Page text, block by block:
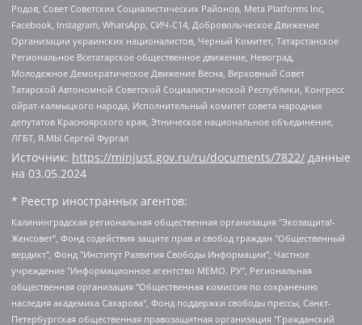
Родов, Совет Советских Социалистических Районов, Meta Platforms Inc,
Facebook, Instagram, WhatsApp, СИЧ-С14, Добровольческое Движение
Организации украинских националистов, Черный Комитет, Татарстанское
Региональное Всетатарское общественное движение, Невоград,
Молодежное Демократическое Движение Весна, Верховный Совет
Татарской Автономной Советской Социалистической Республики, Конгресс
ойрат-калмыцкого народа, Исполнительный комитет совета народных
депутатов Красноярского края, Этническое национальное объединение,
ЛГБТ, Я.МЫ Сергей Фургал
Источник: https://minjust.gov.ru/ru/documents/7822/ данные
на 03.05.2024
* Реестр иностранных агентов:
Калининградская региональная общественная организация "Экозащита!-Женсовет", Фонд содействия защите прав и свобод граждан "Общественный вердикт", Фонд "Институт Развития Свободы Информации", Частное учреждение "Информационное агентство МЕМО. РУ", Региональная общественная организация "Общественная комиссия по сохранению наследия академика Сахарова", Фонд поддержки свободы прессы, Санкт-Петербургская общественная правозащитная организация "Гражданский контроль", Межрегиональная общественная организация "Информационно-просветительский центр "Мемориал", Региональный Фонд "Центр Защиты Прав Средств Массовой Информации", с 05.12.2023 Фонд "Центр Защиты Прав Средств массовой информации", Региональная общественная благотворительная организация помощи беженцам и мигрантам "Гражданское содействие", Негосударственное образовательное учреждение дополнительного профессионального образования (повышение квалификации) специалистов "АКАДЕМИЯ ПО ПРАВАМ ЧЕЛОВЕКА", Свердловская региональная общественная организация "Сутяжник", Автономная некоммерческая организация "Центр независимых социологических исследований", Союз общественных объединений "Российский исследовательский центр по правам человека", Региональное общественное учреждение научно-информационный центр "МЕМОРИАЛ", Некоммерческая организация "Фонд защиты гласности", Автономная некоммерческая организация "Институт прав человека", Городская общественная организация "Екатеринбургское общество "МЕМОРИАЛ", Городская общественная организация "Рязанское историко-просветительское и правозащитное общество "Мемориал" (Рязанский Мемориал), Челябинский региональный орган общественной самодеятельности – женское общественное объединение "Женщины Евразии", Челябинский региональный орган общественной самодеятельности "Уральская правозащитная группа", Фонд содействия защите здоровья и социальной справедливости имени Андрея Рылькова, Автономная Некоммерческая Организация "Аналитический Центр Юрия Левады", Автономная некоммерческая организация социальной поддержки населения "Проект Апрель", Региональная общественная организация помощи женщинам и детям, находящимся в кризисной ситуации "Информационно-методический центр "Анна", Фонд содействия развитию массовых коммуникаций и правовому просвещению "Так-так-Так", Фонд содействия устойчивому развитию "Серебряная тайга", Свердловский региональный общественный фонд социальных проектов "Новое время", "Idel.Реалии", Кавказ.Реалии, Крым.Реалии, Телеканал Настоящее Время, Татаро-башкирская служба Радио Свобода (Azatliq Radiosi), Радио Свободная Европа/Радио Свобода (PCE/PC), "Сибирь.Реалии", "Фактограф", Благотворительный фонд помощи осужденным и их семьям, Автономная некоммерческая организация "Институт глобализации и социальных движений", Фонд "В защиту прав заключенных", Частное учреждение "Центр поддержки и содействия развитию средств массовой информации", Пензенский региональный общественный благотворительный фонд "Гражданский союз", "Север.Реалии", Некоммерческая организация Фонд "Правовая инициатива", Общество с ограниченной ответственностью "Радио Свободная Европа/Радио Свобода", Чешское информационное агентство "MEDIUM-ORIENT", Красноярская региональная общественная организация "Мы против СПИДа", Камалягин Денис Николаевич, Маркелов Сергей Евгеньевич, Пономарев Лев Александрович, Савицкая Людмила Алексеевна, Автономная некоммерческая организация "Центр по работе с проблемой насилия "НАСИЛИЮ.НЕТ", Межрегиональный профессиональный союз работников здравоохранения "Альянс врачей", Юридическое лицо, зарегистрированное в Латвийской Республике, SIA "Medusa Project" (регистрационный номер 40103797863, дата регистрации 10.06.2014), Некоммерческая организация "Фонд по борьбе с коррупцией", Автономная некоммерческая организация "Институт права и публичной политики", Баданин Роман Сергеевич, Гликин Максим Александрович, Железнова Мария Михайловна, Лукьянова Юлия Сергеевна, Маетная Елизавета Витальевна, Маняхин Петр Борисович, Чуракова Ольга Владимировна, Ярош Юлия Петровна, Юридическое лицо "The Insider SIA", зарегистрированное в Риге, Латвийская Республика (дата регистрации 26.06.2015), являющееся администратором доменного имени интернет-издания "The Insider SIA", https://theins.ru, Постернак Алексей Евгеньевич, Рубин Михаил Аркадьевич, Анин Роман Александрович, Юридическое лицо Istories fonds, зарегистрированное в Латвийской Республике (регистрационный номер 50008295751, дата регистрации 24.02.2020), Великовский Дмитрий Александрович, Долинина Ирина Николаевна, Мароховская Алеся Алексеевна, Шлейнов Роман Юрьевич, Шмагун Олеся Валентиновна, Общество с ограниченной ответственностью "Альтаир 2021", Общество с ограниченной ответственностью "Вега 2021", Общество с ограниченной ответственностью "Главный редактор 2021", Общество с ограниченной ответственностью "Ромашки монолит", Важенков Артем Валерьевич, Ивановская областная общественная организация "Центр гендерных исследований", Гурман Юрий Альбертович, Медиапроект "ОВД-Инфо", Егоров Владимир Владимирович, Жилинский Владимир Александрович, Общество с ограниченной ответственностью "ЗП", Иванова София Юрьевна, Карезина Инна Павловна, Кильтау Екатерина Викторовна, Петров Алексей Викторович, Пискунов Сергей Евгеньевич, Смирнов Сергей Сергеевич, Тихонов Михаил Сергеевич, Общество с ограниченной ответственностью "ЖУРНАЛИСТ-ИНОСТРАННЫЙ АГЕНТ", Арапова Галина Юрьевна, Вольтская Татьяна Анатольевна, Американская компания "Mason G.E.S. Anonymous Foundation" (США), являющаяся владельцем интернет-издания https://mnews.world/, Компания "Stichting Bellingcat", зарегистрированная в Нидерландах (дата регистрации 11.07.2018), Захаров Андрей Вячеславович, Клепиковская Екатерина Дмитриевна, Общество с ограниченной ответственностью "МЕМО", Перл Роман Александрович, Симонов Евгений Алексеевич, Соловьева Елена Анатольевна, Сотников Даниил Владимирович, Сурначева Елизавета Дмитриевна, Автономная некоммерческая организация по защите прав человека и информированию населения "Якутия – Наше Мнение", Общество с ограниченной ответственностью "Москоу диджитал медиа", с 26.01.2023 Общество с ограниченной ответственностью "Чайка Белые сады", Ветошкина Валерия Валерьевна, Заговора Максим Александрович, Межрегиональное общественное движение "Российская ЛГБТ - сеть", Оленичев Максим Владимирович, Павлов Иван Юрьевич, Скворцова Елена Сергеевна, Общество с ограниченной ответственностью "Как бы инагент", Кочетков Игорь Викторович, Общество с ограниченной ответственностью "Честные выборы", Еланчик Олег Александрович, Общество с ограниченной ответственностью "Нобелевский призыв", Гималова Регина Эмилевна, Григорьев Андрей Валерьевич, Григорьева Алина Александровна, Ассоциация по содействию защите прав призывников, альтернативнослужащих и военнослужащих "Правозащитная группа "Гражданин.Армия.Право", Хисамова Регина Фаритовна, Автономная некоммерческая организация по реализации социально-правовых программ "Лилит", Дальневосточное общественное движение "Маяк", Санкт-Петербургская ЛГБТ-инициативная группа "Выход", Инициативная группа ЛГБТ+ "Реверс", Алексеев Андрей Викторович, Бекбулатова Таисия Львовна, Беляев Иван Михайлович, Владыкина Елена Сергеевна, Гельман Марат Александрович, Никульшина Вероника Юрьевна, Толоконникова Надежда Андреевна, Шендерович Виктор Анатольевич, Общество с ограниченной ответственностью "Данное сообщение", Общество с ограниченной ответственностью Издательский дом "Новая глава", Айнбиндер Александра Александровна, Московский комьюнити-центр для ЛГБТ+инициатив, Благотворительный фонд развития филантропии, Deutsche Welle (Германия, Kurt-Schumacher-Strasse 3, 53113 Bonn), Борзунова Мария Михайловна, Воробьев Виктор Викторович, Голубева Анна Львовна, Константинова Алла Михайловна, Малкова Ирина Владимировна, Мурадов Мурад Абдулгалимович, Осетинская Елизавета Николаевна, Понасенков Евгений Николаевич, Ганапольский Матвей Юрьевич, Киселев Евгений Алексеевич, Борухович Ирина Григорьевна, Дремин Иван Тимофеевич, Дубровский Дмитрий Викторович, Красноярская региональная общественная организация поддержки и развития альтернативных образовательных технологий и межкультурных коммуникаций "ИНТЕРРА", Маяковская Екатерина Алексеевна, Фейгин Марк Захарович, Филимонов Андрей Викторович, Дзугкоева Регина Николаевна, Доброхотов Роман Александрович, Дудь Юрий Александрович, Елкин Сергей Владимирович, Кругликов Кирилл Игоревич, Сабунаева Мария Леонидовна, Семенов Алексей Владимирович, Шаинян Карен Багратович, Шульман Екатерина Михайловна, Асафьев Артур Валерьевич, Вахштайн Виктор Семенович, Венедиктов Алексей Алексеевич, Лушникова Екатерина Евгеньевна, Волков Леонид Михайлович, Невзоров Александр Глебович, Пархоменко Сергей Борисович, Сироткин Ярослав Николаевич, Кара-Мурза Владимир Владимирович, Баранова Наталья Владимировна, Гозман Леонид Яковлевич, Кагарлицкий Борис Юльевич, Климарев Михаил Валерьевич, Милов Владимир Станиславович, Автономная некоммерческая организация Краснодарский центр современного искусства "Типография", Моргенштерн Алишер Тагирович, Соболь Любовь Эдуардовна, Общество с ограниченной ответственностью "ЛИЗА НОРМ", Каспаров Гарри Кимович, Ходорковский Михаил Борисович, Общество с ограниченной ответственностью "Апрельские тезисы", Данилович Ирина Брониславовна, Кашин Олег Владимирович, Петров Николай Владимирович, Пивоваров Алексей Владимирович, Соколов Михаил Владимирович, Цветкова Юлия Владимировна, Чичваркин Евгений Александрович, Комитет против пыток/Команда против пыток, Общество с ограниченной ответственностью "Первый научный", Общество с ограниченной ответственностью "Вертолет и ко", Белоцерковская Вероника Борисовна, Кац Максим Евгеньевич, Лазарева Татьяна Юрьевна, Шаведдинов Руслан Табризович, Яшин Илья Валерьевич, Общество с ограниченной ответственностью "Иноагент ААВ", Алешковский Дмитрий Петрович, Альбац Евгения Марковна, Быков Дмитрий Львович, Галямина Юлия Евгеньевна, Лойко Сергей Леонидович, Мартынов Кирилл Константинович, Медведев Сергей Александрович, Крашенинников Федор Геннадиевич, Гордеева Катерина Вл